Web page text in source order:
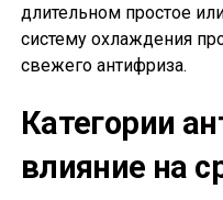
длительном простое
систему охлаждения
свежего антифриза.
Категории
влияние на